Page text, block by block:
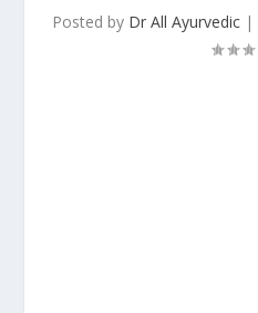
Posted by Dr All Ayurvedic|